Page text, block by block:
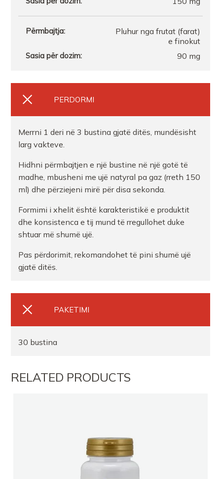
FARMACI NERSI QTUTR
Farmaci FitHealth 2
FARMACI SUELA DURRES
Farmaci Healthcare Xhuli
FARMACI TEUTA FIER
FARMACI HANATR
FARMACI KLAUDIA
FARMACI XHULIOVLORE
FARMACI SARATR
Pluhur nga frutat (farat)
e finokut
90 mg
PERDORMI
Merrni 1 deri në 3 bustina gjatë ditës, mundësisht
larg vakteve.
Hidhni përmbajtjen e një bustine në një gotë të
madhe, mbusheni me ujë natyral pa gaz (rreth 150
ml) dhe përziejeni mirë për disa sekonda.
Formimi i xhelit është karakteristikë e produktit
dhe konsistenca e tij mund të rregullohet duke
shtuar më shumë ujë.
Pas përdorimit, rekomandohet të pini shumë ujë
gjatë ditës.
PAKETIMI
30 bustina
RELATED PRODUCTS